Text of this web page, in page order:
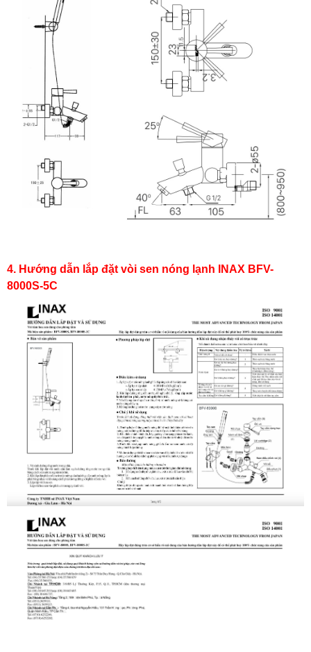
4. Hướng dẫn lắp đặt vòi sen nóng lạnh INAX BFV-
8000S-5C